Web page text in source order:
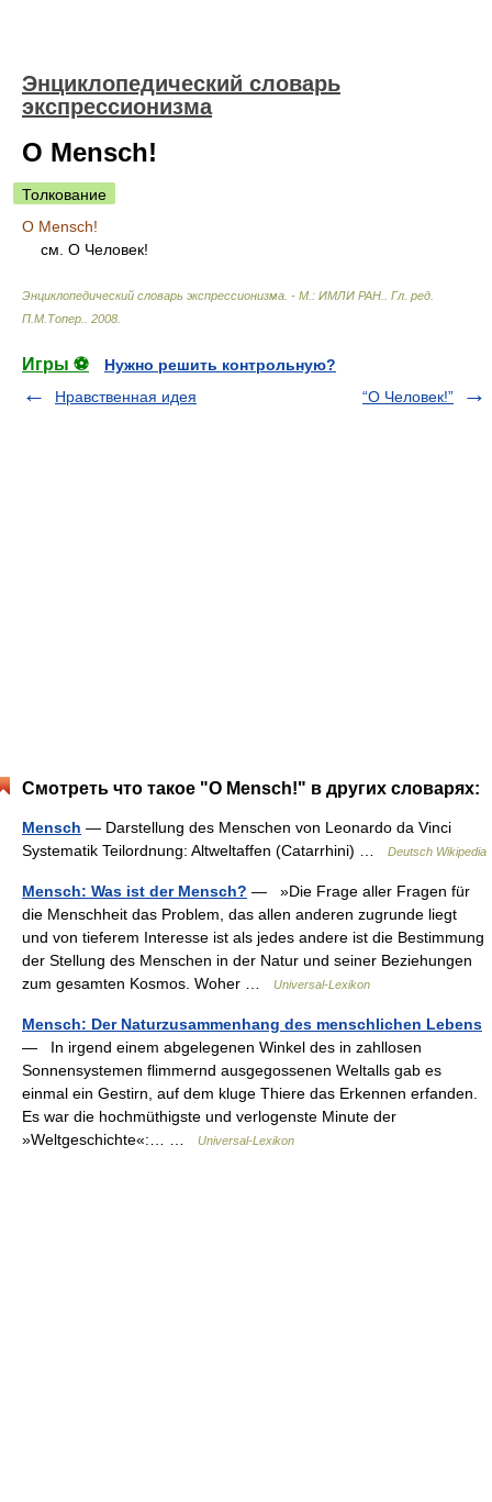
Энциклопедический словарь
экспрессионизма
О Mensch!
Толкование
О Mensch!
см. О Человек!
Энциклопедический словарь экспрессионизма. - М.: ИМЛИ РАН.
Гл. ред.
П.М.Топер.
2008
Игры ⚽
Нужно решить контрольную?
Нравственная идея
“О Человек!”
Смотреть что такое "О Mensch!" в других словарях:
Mensch — Darstellung des Menschen von Leonardo da Vinci
Systematik Teilordnung: Altweltaffen (Catarrhini) …
Deutsch Wikipedia
Mensch: Was ist der Mensch? — »Die Frage aller Fragen für
die Menschheit das Problem, das allen anderen zugrunde liegt
und von tieferem Interesse ist als jedes andere ist die Bestimmung
der Stellung des Menschen in der Natur und seiner Beziehungen
zum gesamten Kosmos. Woher …
Universal-Lexikon
Mensch: Der Naturzusammenhang des menschlichen Lebens
— In irgend einem abgelegenen Winkel des in zahllosen
Sonnensystemen flimmernd ausgegossenen Weltalls gab es
einmal ein Gestirn, auf dem kluge Thiere das Erkennen erfanden.
Es war die hochmüthigste und verlogenste Minute der
»Weltgeschichte«:… …
Universal-Lexikon